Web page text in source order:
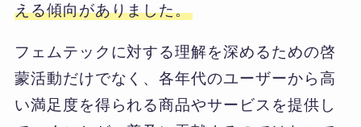
える傾向がありました。
フェムテックに対する理解を深めるための啓
蒙活動だけでなく、各年代のユーザーから高
い満足度を得られる商品やサービスを提供し